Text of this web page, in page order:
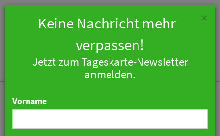
×
Keine Nachricht mehr
verpassen!
Jetzt zum Tageskarte-Newsletter
anmelden.
Vorname